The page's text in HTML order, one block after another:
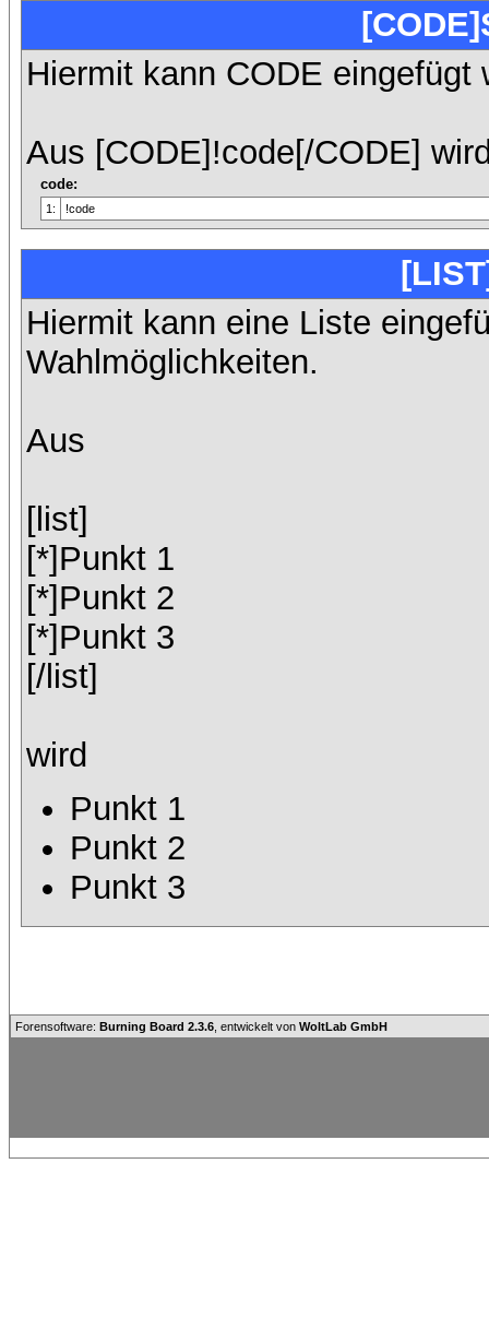
Hiermit kann CODE eingefügt
Aus [CODE]!code[/CODE]
code:
1: !code
Hiermit kann eine Liste
Wahlmöglichkeiten.
Aus
[list]
[*]Punkt 1
[*]Punkt 2
[*]Punkt 3
[/list]
wird
Punkt 1
Punkt 2
Punkt 3
Forensoftware: Burning Board 2.3.6 , entwickelt von WoltLab GmbH